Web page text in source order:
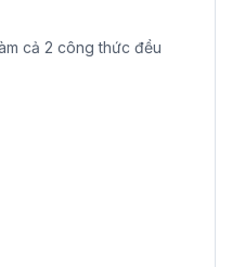
cả 2 công thức đều